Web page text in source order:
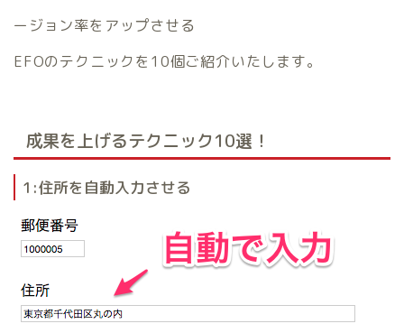
ージョン率をアップさせる
EFOのテクニックを10個ご紹介いたします。
成果を上げるテクニック10選！
1:住所を自動入力させる